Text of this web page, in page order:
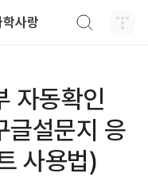
사랑
자동확인
글설문지 응
사용법)